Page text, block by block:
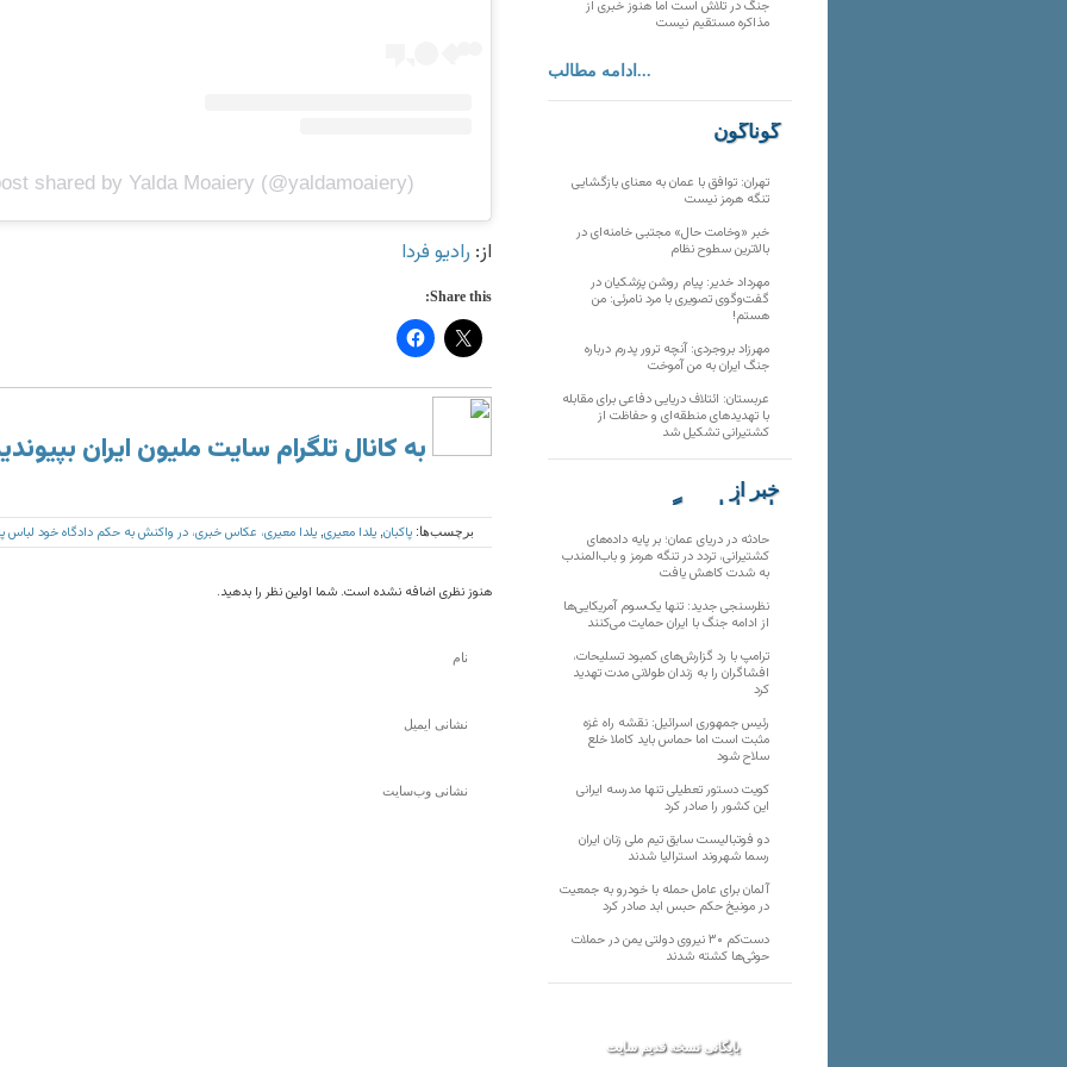
shared by Yalda Moaiery (@yaldamoaiery)
از: رادیو فردا
Share this:
به کانال تلگرام سایت ملیون ایران
برچسب‌ها: پاکبان‌ یلدا معیری یلدا معیری، عکاس خبری، در واکنش به حکم دادگاه خود لباس
هنوز نظری اضافه نشده است. شما اولین نظر را بدهید.
جنگ در تلاش است اما هنوز خبری از
مذاکره مستقیم نیست
ادامه مطالب...
گوناگون
تهران: توافق با عمان به معنای بازگشایی
تنگه هرمز نیست
خبر «وخامت حال» مجتبی خامنه‌ای در
بالاترین سطوح نظام
مهرداد خدیر: پیام روشن پزشکیان در
گفت‌و‌گوی تصویری با مرد نامرئی: من
هستم!
مهرزاد بروجردی: آنچه ترور پدرم درباره
جنگ ایران به من آموخت
عربستان: ائتلاف دریایی دفاعی برای مقابله
با تهدیدهای منطقه‌ای و حفاظت از
کشتیرانی تشکیل شد
خبر از
تارنماهای دیگر
حادثه در دریای عمان؛ بر پایه داده‌های
کشتیرانی، تردد در تنگه هرمز و باب‌المندب
به شدت کاهش یافت
نظرسنجی جدید: تنها یک‌سوم آمریکایی‌ها
از ادامه جنگ با ایران حمایت می‌کنند
ترامپ با رد گزارش‌های کمبود تسلیحات،
افشاگران را به زندان طولانی مدت تهدید
کرد
رئیس‌ جمهوری اسرائیل: نقشه راه غزه
مثبت است اما حماس باید کاملا خلع
سلاح شود
کویت دستور تعطیلی تنها مدرسه ایرانی
این کشور را صادر کرد
دو فوتبالیست سابق تیم ملی زنان ایران
رسما شهروند استرالیا شدند
آلمان برای عامل حمله با خودرو به جمعیت
در مونیخ حکم حبس ابد صادر کرد
دست‌کم ۳۰ نیروی دولتی یمن در حملات
حوثی‌ها کشته شدند
بایگانی نسخه قدیم سایت